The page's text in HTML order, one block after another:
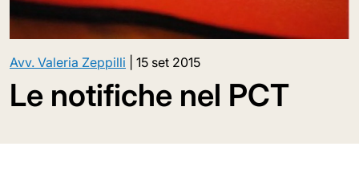
Avv. Valeria Zeppilli 15 set 2015
Le notifiche nel PCT